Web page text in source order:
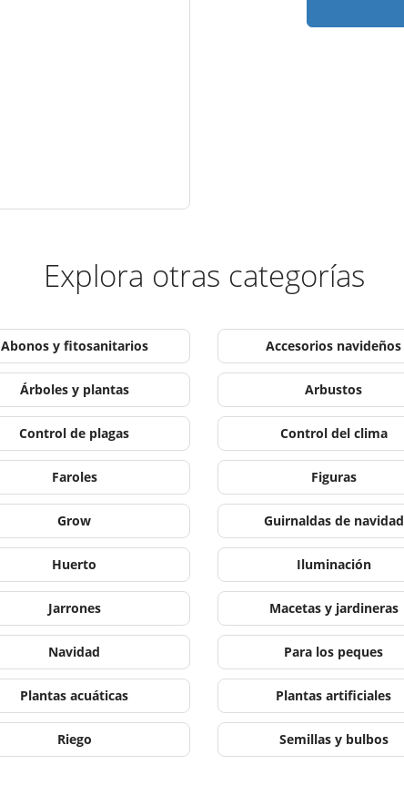
Explora otras categorías
Abonos y fitosanitarios Accesorios navideños
Árboles y plantas Arbustos
Control de plagas Control del clima
Faroles Figuras
Grow Guirnaldas de navidad
Huerto Iluminación
Jarrones Macetas y jardineras
Navidad Para los peques
Plantas acuáticas Plantas artificiales
Riego Semillas y bulbos